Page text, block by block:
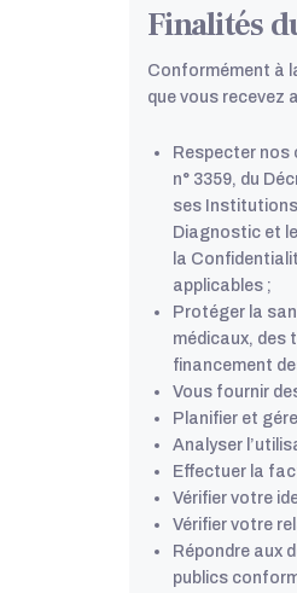
Finalités
Conformément à
que vous recevez
Respecter nos
n° 3359, du
ses
Diagnostic et
la
applicables ;
Protéger la
médicaux, des
financement
Vous fournir
Planifier et
Analyser
Effectuer la
Vérifier votre
Vérifier votre
Répondre aux
publics